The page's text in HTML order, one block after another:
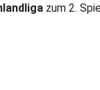
zum 2.